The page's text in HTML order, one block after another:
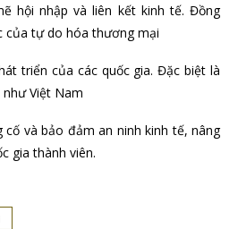
hội nhập và liên kết kinh tế. Đồng
của tự do hóa thương mại
triển của các quốc gia. Đặc biệt là
Việt Nam
cố và bảo đảm an ninh kinh tế, nâng
gia thành viên.